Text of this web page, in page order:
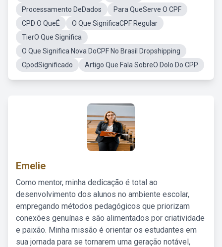
Processamento DeDados
Para QueServe O CPF
CPD O QueÉ
O Que SignificaCPF Regular
TierO Que Significa
O Que Significa Nova DoCPF No Brasil Dropshipping
CpodSignificado
Artigo Que Fala SobreO Dolo Do CPP
Emelie
Como mentor, minha dedicação é total ao
desenvolvimento dos alunos no ambiente escolar,
empregando métodos pedagógicos que priorizam
conexões genuínas e são alimentados por criatividade
e paixão. Minha missão é orientar os estudantes em
sua jornada para se tornarem uma geração notável,